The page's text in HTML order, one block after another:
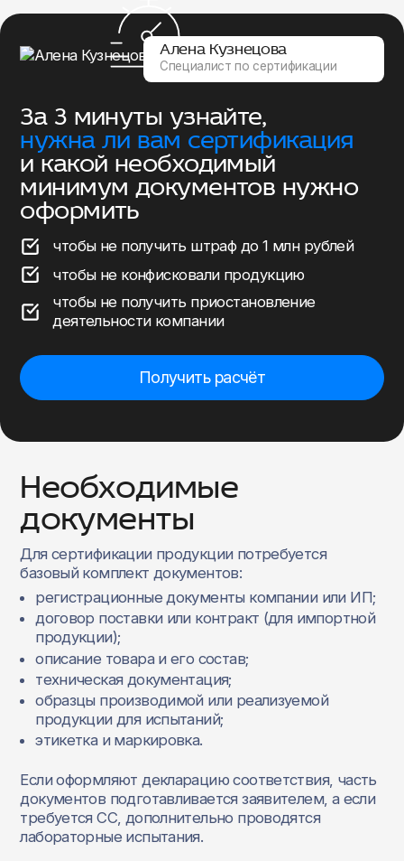
Алена Кузнецова
Специалист по сертификации
За 3 минуты узнайте,
нужна ли вам сертификация
и какой необходимый
минимум документов нужно
оформить
чтобы не получить штраф до 1 млн рублей
чтобы не конфисковали продукцию
чтобы не получить приостановление
деятельности компании
Получить расчёт
Необходимые
документы
Для сертификации продукции потребуется
базовый комплект документов:
регистрационные документы компании или ИП;
договор поставки или контракт (для импортной
продукции);
описание товара и его состав;
техническая документация;
образцы производимой или реализуемой
продукции для испытаний;
этикетка и маркировка.
Если оформляют декларацию соответствия, часть
документов подготавливается заявителем, а если
требуется СС, дополнительно проводятся
лабораторные испытания.